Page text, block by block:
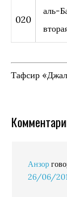
020
аль-
Тафсир
Анзор
26/06/